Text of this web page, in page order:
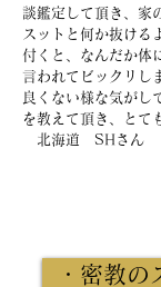
談鑑定して頂き、家
スットと何か抜ける
付くと、なんだか体
言われてビックリし
良くない様な気がし
を教えて頂き、とて
北海道 SHさん
・密教